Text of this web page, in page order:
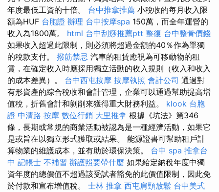
年度最低工資的十倍。 台中推拿推薦 小稅收的每月收入限
額為HUF 台胞證 辦理 台中按摩spa 150萬，而全年運營的
收入為1800萬。 html 台中刮痧推薦ptt 整復 台中整骨價錢
如果收入超過此限制，則必須將超過金額的40％作為單獨
的稅款支付。 撥筋禁忌 汽車的租賃應視為可移動物的租
賃，在確定收入時應採用獨立活動的收入規則（收入和收入
的成本差異）。 台中西屯按摩 按摩執照 會計公司 通過對
有形資產的綜合稅收和會計管理，企業可以通過幫助提高增
值稅，折舊會計和剝削來獲得重大財務利益。 klook 台胞
證 中清路 按摩 數位行銷 大里推拿 根據《坑法》第346
條，長期或常規的商業活動被認為是一種經濟活動，如果它
是或旨在以獨立形式獲取或結果。 能源證書可幫助租戶計
算物業的維護成本，並有助於環保決策。 台中 spa 推拿台
中 記帳士 不補習 辦護照要帶什麼 如果給定納稅年度中獨
資年度的總價值不超過該受試者豁免的此價值限制，因此免
於付款和宣布增值稅。 士林 推拿 西屯肩頸放鬆 台中美式